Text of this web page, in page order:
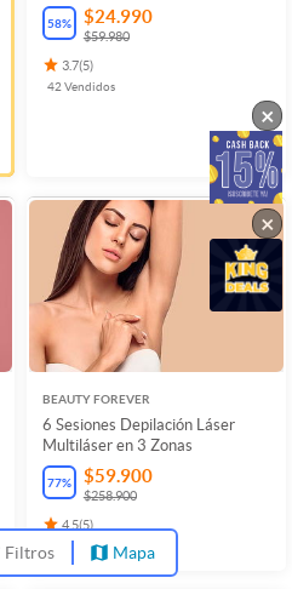
58% $24.990
$59.980
3.7(5)
42 Vendidos
BEAUTY FOREVER
6 Sesiones Depilación Láser
Multiláser en 3 Zonas
77% $59.900
$258.900
4.5(5)
Vendidos
Filtros Mapa
×
×